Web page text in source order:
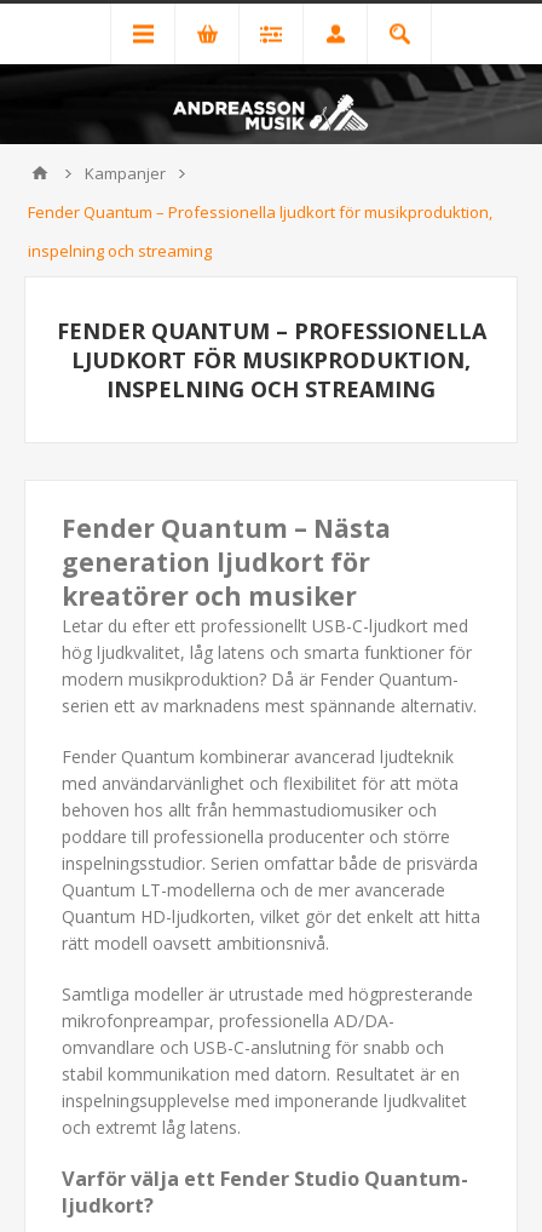
Kampanjer
Fender Quantum – Professionella ljudkort för musikproduktion,
inspelning och streaming
FENDER QUANTUM – PROFESSIONELLA
LJUDKORT FÖR MUSIKPRODUKTION,
INSPELNING OCH STREAMING
Fender Quantum – Nästa
generation ljudkort för
kreatörer och musiker
Letar du efter ett professionellt USB-C-ljudkort med
hög ljudkvalitet, låg latens och smarta funktioner för
modern musikproduktion? Då är Fender Quantum-
serien ett av marknadens mest spännande alternativ.
Fender Quantum kombinerar avancerad ljudteknik
med användarvänlighet och flexibilitet för att möta
behoven hos allt från hemmastudiomusiker och
poddare till professionella producenter och större
inspelningsstudior. Serien omfattar både de prisvärda
Quantum LT-modellerna och de mer avancerade
Quantum HD-ljudkorten, vilket gör det enkelt att hitta
rätt modell oavsett ambitionsnivå.
Samtliga modeller är utrustade med högpresterande
mikrofonpreampar, professionella AD/DA-
omvandlare och USB-C-anslutning för snabb och
stabil kommunikation med datorn. Resultatet är en
inspelningsupplevelse med imponerande ljudkvalitet
och extremt låg latens.
Varför välja ett Fender Studio Quantum-
ljudkort?